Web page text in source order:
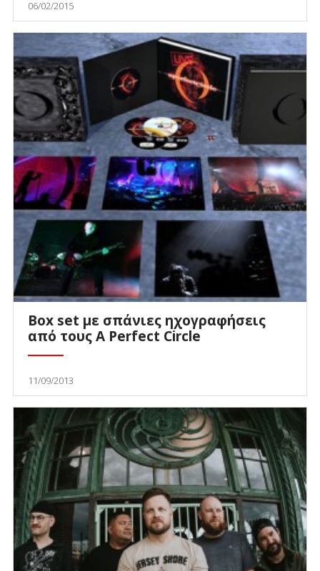
06/02/2015
Box set με σπάνιες ηχογραφήσεις
από τους A Perfect Circle
11/09/2013